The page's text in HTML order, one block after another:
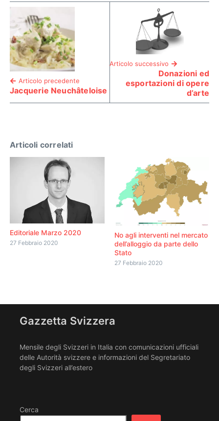
Articolo precedente
Jacquerie Neuchâteloise
Articolo successivo
Donazioni ed
esportazioni di opere
d’arte
Articoli correlati
Editoriale Marzo 2020
27 Febbraio 2020
No agli interventi nel mercato
dell’alloggio da parte dello
Stato
27 Febbraio 2020
Gazzetta Svizzera
Mensile degli Svizzeri in Italia con comunicazioni ufficiali
delle Autorità svizzere e informazioni del Segretariato
degli Svizzeri all’estero
Cerca